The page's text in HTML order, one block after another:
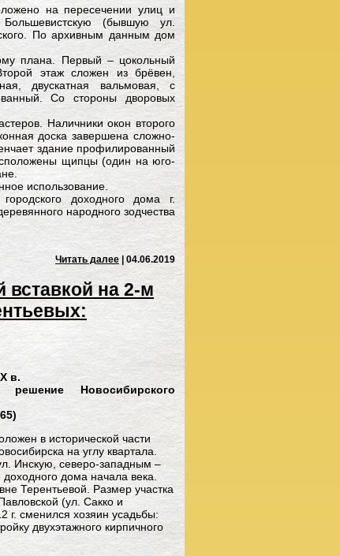
на пересечении улиц и
(бывшую ул.
По архивным данным дом
плана. Первый – цокольный
этаж сложен из брёвен,
двускатная вальмовая, с
Со стороны дворовых
Наличники окон второго
доска завершена сложно-
здание профилированный
щипцы (один на юго-
использование.
доходного дома г.
народного зодчества
Читать далее | 04.06.2019
на 2-м
в.
Новосибирского
в исторической части
на углу квартала.
Инскую, северо-западным –
дома начала века.
Терентьевой. Размер участка
(ул. Сакко и
г. сменился хозяин усадьбы:
двухэтажного кирпичного